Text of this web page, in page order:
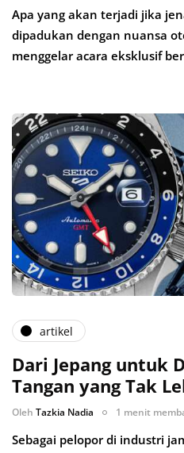
Apa yang akan terjadi jika
dipadukan dengan nuansa
menggelar acara eksklusif
artikel
Dari Jepang untuk
Tangan yang Tak
Oleh Tazkia Nadia 1 menit
Sebagai pelopor di industri